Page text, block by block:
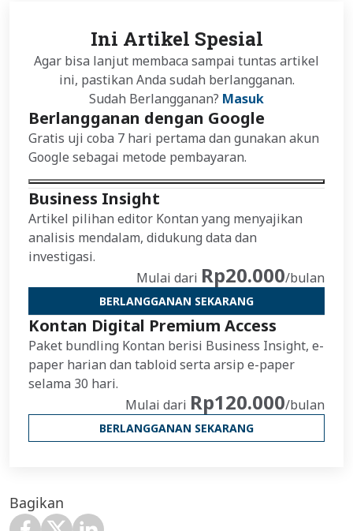
Ini Artikel Spesial
Agar bisa lanjut membaca sampai tuntas artikel
ini, pastikan Anda sudah berlangganan.
Sudah Berlangganan? Masuk
Berlangganan dengan Google
Gratis uji coba 7 hari pertama dan gunakan akun
Google sebagai metode pembayaran.
Business Insight
Artikel pilihan editor Kontan yang menyajikan
analisis mendalam, didukung data dan
investigasi.
Mulai dari Rp20.000/bulan
BERLANGGANAN SEKARANG
Kontan Digital Premium Access
Paket bundling Kontan berisi Business Insight, e-
paper harian dan tabloid serta arsip e-paper
selama 30 hari.
Mulai dari Rp120.000/bulan
BERLANGGANAN SEKARANG
Bagikan